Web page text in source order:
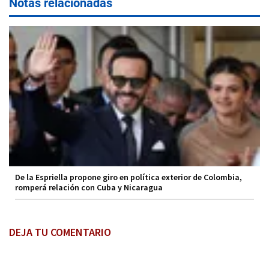
Notas relacionadas
De la Espriella propone giro en política exterior de Colombia,
romperá relación con Cuba y Nicaragua
DEJA TU COMENTARIO